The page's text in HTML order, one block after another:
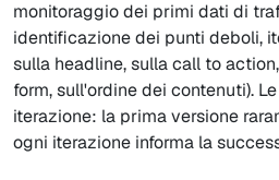
monitoraggio dei primi dati di
identificazione dei punti deboli,
sulla headline, sulla call to
form, sull'ordine dei contenuti).
iterazione: la prima versione
ogni iterazione informa la